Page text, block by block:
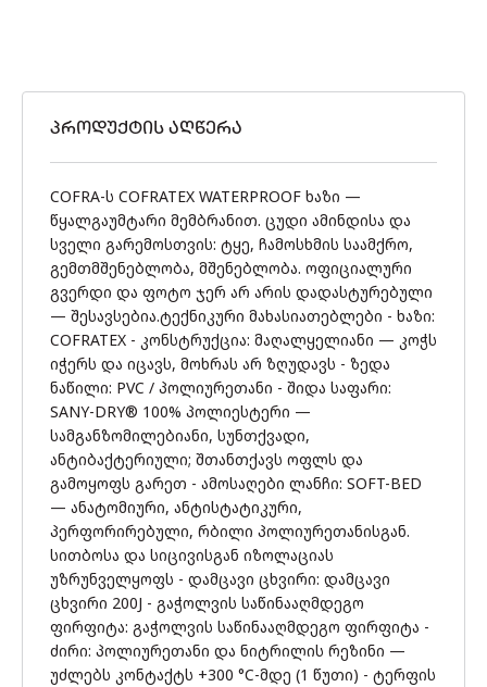
ᲞᲠᲝᲓᲣᲥᲢᲘᲡ ᲐᲦᲬᲔᲠᲐ
COFRA-ს COFRATEX WATERPROOF ხაზი —
წყალგაუმტარი მემბრანით. ცუდი ამინდისა და
სველი გარემოსთვის: ტყე, ჩამოსხმის საამქრო,
გემთმშენებლობა, მშენებლობა. ოფიციალური
გვერდი და ფოტო ჯერ არ არის დადასტურებული
— შესავსებია.ტექნიკური მახასიათებლები - ხაზი:
COFRATEX - კონსტრუქცია: მაღალყელიანი — კოჭს
იჭერს და იცავს, მოხრას არ ზღუდავს - ზედა
ნაწილი: PVC / პოლიურეთანი - შიდა საფარი:
SANY-DRY® 100% პოლიესტერი —
სამგანზომილებიანი, სუნთქვადი,
ანტიბაქტერიული; შთანთქავს ოფლს და
გამოყოფს გარეთ - ამოსაღები ლანჩი: SOFT-BED
— ანატომიური, ანტისტატიკური,
პერფორირებული, რბილი პოლიურეთანისგან.
სითბოსა და სიცივისგან იზოლაციას
უზრუნველყოფს - დამცავი ცხვირი: დამცავი
ცხვირი 200J - გაჭოლვის საწინააღმდეგო
ფირფიტა: გაჭოლვის საწინააღმდეგო ფირფიტა -
ძირი: პოლიურეთანი და ნიტრილის რეზინი —
უძლებს კონტაქტს +300 °C-მდე (1 წუთი) - ტერფის